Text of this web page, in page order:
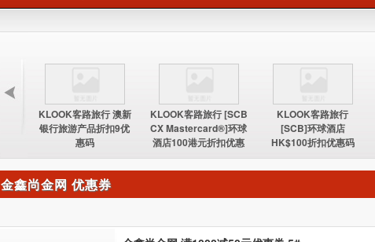
KLOOK客路旅行 澳新
银行旅游产品折扣9优
惠码
KLOOK客路旅行 [SCB
CX Mastercard®]环球
酒店100港元折扣优惠
码
KLOOK客路旅行
[SCB]环球酒店
HK$100折扣优惠码
金鑫尚金网 优惠券